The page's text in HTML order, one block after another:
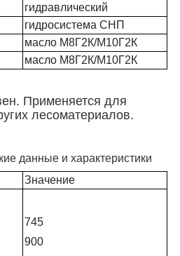
гидравлический
гидросистема СНП
масло М8Г2К/М10Г2К
масло М8Г2К/М10Г2К
Применяется для
лесоматериалов.
данные и характеристики
Значение
745
900